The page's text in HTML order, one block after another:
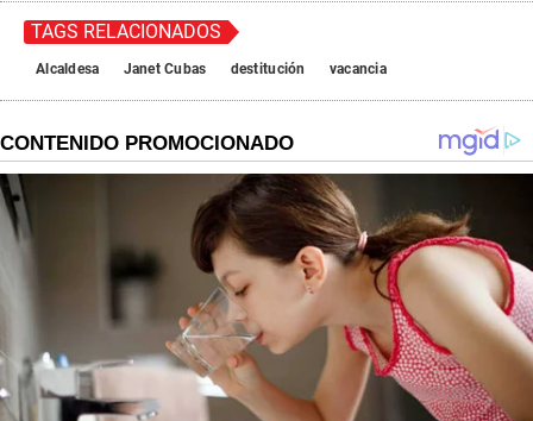
TAGS RELACIONADOS
Alcaldesa Janet Cubas destitución vacancia